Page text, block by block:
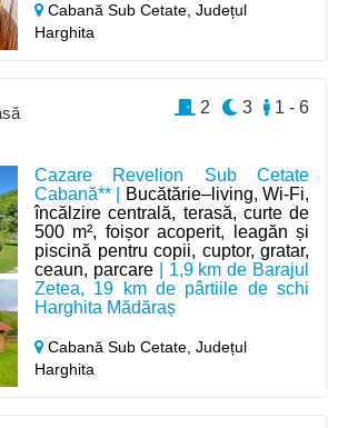
Cabană Sub Cetate,Județul
Harghita
Cazare Revelion Sub Cetate
Cabană** |
Bucătărie–living, Wi-Fi,
încălzire centrală, terasă, curte de
500 m², foișor acoperit, leagăn și
piscină pentru copii, cuptor, gratar,
ceaun, parcare| 1,9 km de Barajul
Zetea, 19 km de pârtiile de schi
Harghita Mădăraș
Cabană Sub Cetate,Județul
Harghita
1 - 6
3
2